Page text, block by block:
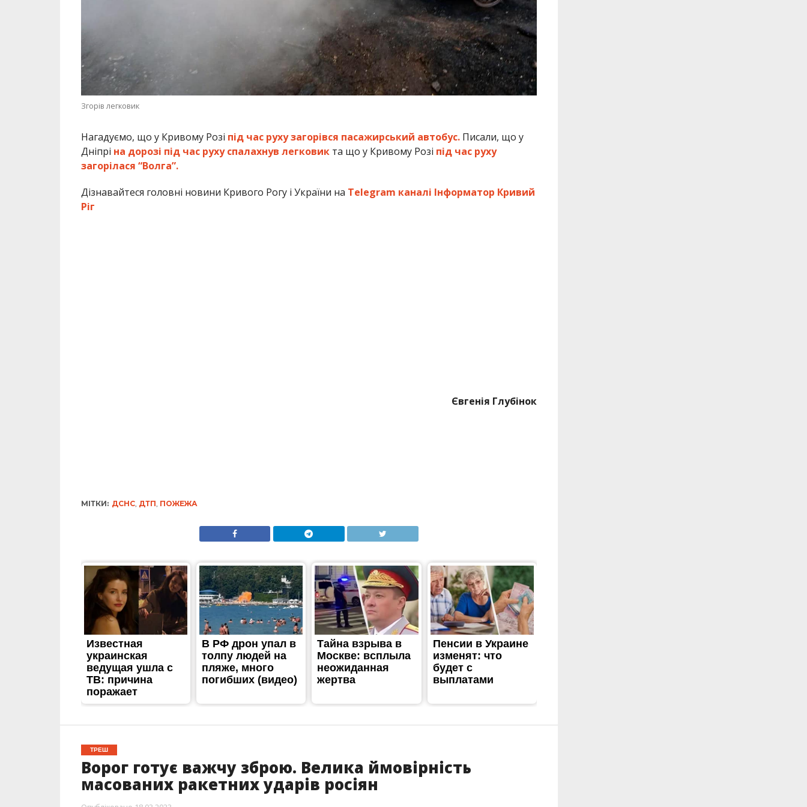
Згорів легковик
Нагадуємо, що у Кривому Розі під час руху загорівся пасажирський автобус.Писали, що у
Дніпрі на дорозі під час руху спалахнув легковикта що у Кривому Розі під час руху
загорілася “Волга”.
Дізнавайтеся головні новини Кривого Рогу і України на Telegram каналі Інформатор Кривий
Ріг
Євгенія Глубінок
МІТКИ: ДСНС, ДТП, ПОЖЕЖА
ТРЕШ
Ворог готує важчу зброю. Велика ймовірність
масованих ракетних ударів росіян